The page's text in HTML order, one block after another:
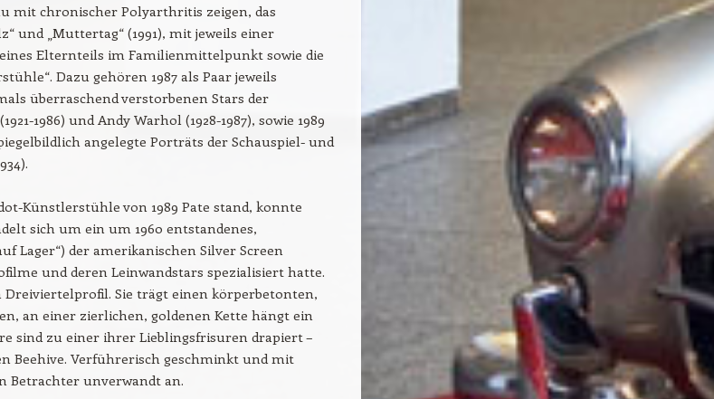
mit chronischer Polyarthritis zeigen, das
und „Muttertag“ (1991), mit jeweils einer
Elternteils im Familienmittelpunkt sowie die
Dazu gehören 1987 als Paar jeweils
überraschend verstorbenen Stars der
1986) und Andy Warhol (1928-1987), sowie 1989
angelegte Porträts der Schauspiel- und
Künstlerstühle von 1989 Pate stand, konnte
sich um ein um 1960 entstandenes,
Lager“) der amerikanischen Silver Screen
und deren Leinwandstars spezialisiert hatte.
Dreiviertelprofil. Sie trägt einen körperbetonten,
an einer zierlichen, goldenen Kette hängt ein
sind zu einer ihrer Lieblingsfrisuren drapiert –
Beehive. Verführerisch geschminkt und mit
Betrachter unverwandt an.